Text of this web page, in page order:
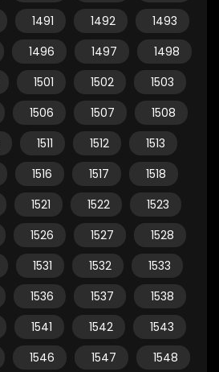
1491 1492
1493
1496 1497
1498
1501 1502
1503
1506 1507
1508
1511 1512
1513
1516 1517
1518
1521 1522
1523
1526 1527
1528
1531 1532
1533
1536 1537
1538
1541 1542
1543
1546 1547
1548